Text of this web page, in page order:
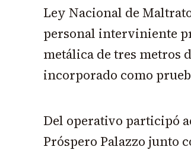
Ley Nacional de
personal interviniente
metálica de tres metros
incorporado como
Del operativo participó
Próspero Palazzo junto